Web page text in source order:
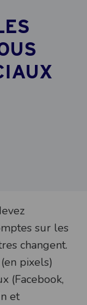
sur les
changent.
pixels)
(Facebook,
et